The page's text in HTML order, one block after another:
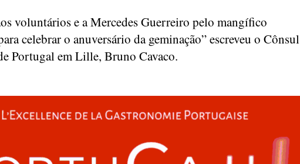
voluntários e a Mercedes Guerreiro pelo mangífico
celebrar o anuversário da geminação” escreveu o Cônsul
Portugal em Lille, Bruno Cavaco.